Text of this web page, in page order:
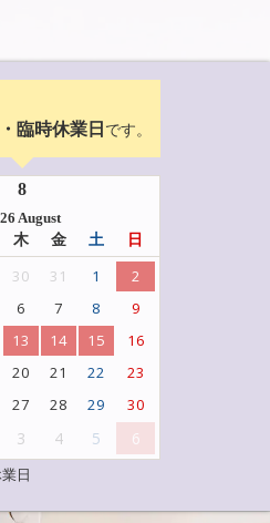
臨時休業日 です。
8
August
木 金 土 日
30 31 1
2
6 7 8
9
13 14 15
16
20 21 22
23
27 28 29 30
3 4 5 6
日